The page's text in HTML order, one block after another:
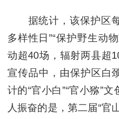
据统计，该保护区每
多样性日”“保护野生动
动超40场，辐射两县超
宣传品中，由保护区白
计的“官小白”“官小猕”
人振奋的是，第二届“官